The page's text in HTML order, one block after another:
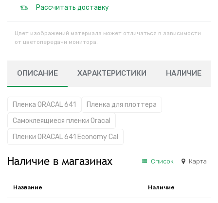
Рассчитать доставку
Цвет изображений материала может отличаться в зависимости
от цветопередачи монитора.
ОПИСАНИЕ ХАРАКТЕРИСТИКИ НАЛИЧИЕ
Пленка ORACAL 641
Пленка для плоттера
Самоклеящиеся пленки Oracal
Пленки ORACAL 641 Economy Cal
Наличие в магазинах Список Карта
Название Наличие